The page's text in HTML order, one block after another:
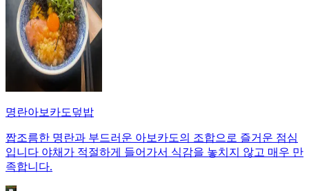
명란아보카도덮밥
짭조름한 명란과 부드러운 아보카도의 조합으로 즐거운 점심
입니다 야채가 적절하게 들어가서 식감을 놓치지 않고 매우 만
족합니다.